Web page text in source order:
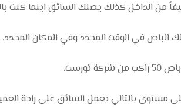
مستوى بالتالي يعمل السائق على راحة العميل